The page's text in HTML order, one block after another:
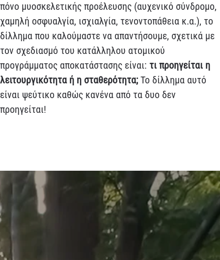
πόνο μυοσκελετικής προέλευσης (αυχενικό σύνδρομο,
χαμηλή οσφυαλγία, ισχιαλγία, τενοντοπάθεια κ.α.), το
δίλλημα που καλούμαστε να απαντήσουμε, σχετικά με
τον σχεδιασμό του κατάλληλου ατομικού
προγράμματος αποκατάστασης είναι: τι προηγείται η
λειτουργικότητα ή η σταθερότητα;Το δίλλημα αυτό
είναι ψεύτικο καθώς κανένα από τα δυο δεν
προηγείται!